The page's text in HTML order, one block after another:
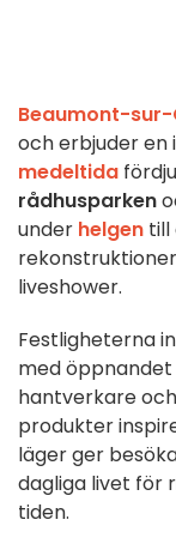
Beaumont-sur-
och erbjuder en
medeltida
rådhusparken
under helgen till
liveshower.
Festligheterna
med
hantverkare
produkter
läger ger
dagliga livet för
tiden.